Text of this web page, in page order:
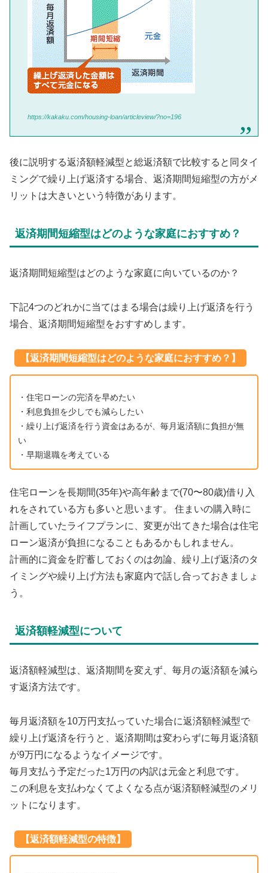
https://kakaku.com/housing-loan/articleview/?no=196
後に説明する返済額軽減型と総返済額で比較すると同タイ
ミングで繰り上げ返済する場合、返済期間短縮型の方がメ
リットは大きいという特徴があります。
返済期間短縮型はどのような家庭におすすめ？
返済期間短縮型はどのような家庭に向いているのか？
下記4つのどれかに当てはまる場合は繰り上げ返済を行う
場合、返済期間短縮型をおすすめします。
【返済期間短縮型はどのような家庭におすすめ？】
・住宅ローンの完済を早めたい
・利息負担を少しでも減らしたい
・繰り上げ返済を行う資金はあるが、毎月返済額に負担が無
い
・早期退職を考えている
住宅ローンを長期間(35年)や高年齢まで(70〜80歳)借り入
れをされている方も多いと思います。 住まいの購入時に
計画していたライフプランに、変更が出てきた場合は住宅
ローン返済が負担になることもあるかもしれません。
計画的に資金を貯蓄しておくのは勿論、繰り上げ返済のタ
イミングや繰り上げ方法も家庭内で話し合っておきましょ
う。
返済額軽減型について
返済額軽減型は、返済期間を変えず、毎月の返済額を減ら
す返済方法です。
毎月返済額を10万円支払っていた場合に返済額軽減型で
繰り上げ返済を行うと、返済期間は変わらずに毎月返済額
が9万円になるようなイメージです。
毎月支払う予定だった1万円の内訳は元金と利息です。
この利息を支払わなくてよくなる点が返済額軽減型のメリ
ットになります。
【返済額軽減型の特徴】